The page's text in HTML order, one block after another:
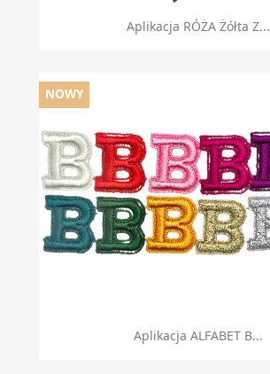
Aplikacja RÓŻA Żółta Z...
Aplikacja ALFABET B...
NOWY